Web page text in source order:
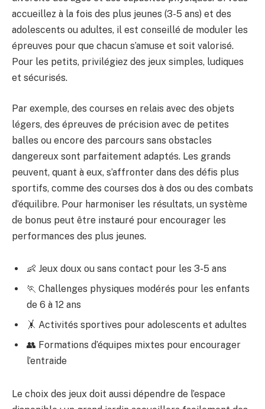
accueillez à la fois des plus jeunes (3-5 ans) et des
adolescents ou adultes, il est conseillé de moduler les
épreuves pour que chacun s’amuse et soit valorisé.
Pour les petits, privilégiez des jeux simples, ludiques
et sécurisés.
Par exemple, des courses en relais avec des objets
légers, des épreuves de précision avec de petites
balles ou encore des parcours sans obstacles
dangereux sont parfaitement adaptés. Les grands
peuvent, quant à eux, s’affronter dans des défis plus
sportifs, comme des courses dos à dos ou des combats
d’équilibre. Pour harmoniser les résultats, un système
de bonus peut être instauré pour encourager les
performances des plus jeunes.
👶 Jeux doux ou sans contact pour les 3-5 ans
🏃 Challenges physiques modérés pour les enfants
de 6 à 12 ans
🤸 Activités sportives pour adolescents et adultes
👥 Formations d’équipes mixtes pour encourager
l’entraide
Le choix des jeux doit aussi dépendre de l’espace